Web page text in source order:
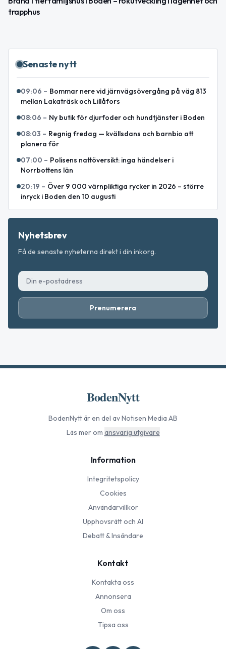
trapphus
Senaste nytt
09:06 – Bommar nere vid järnvägsövergång på väg 813
mellan Lakaträsk och Lillåfors
08:06 – Ny butik för djurfoder och hundtjänster i Boden
08:03 – Regnig fredag — kvällsdans och barnbio att
planera för
07:00 – Polisens nattöversikt: inga händelser i
Norrbottens län
20:19 – Över 9 000 värnpliktiga rycker in 2026 – större
inryck i Boden den 10 augusti
Nyhetsbrev
Få de senaste nyheterna direkt i din inkorg.
Prenumerera
BodenNytt
BodenNyttär en del av Notisen Media AB
Läs mer om ansvarig utgivare
Information
Integritetspolicy
Cookies
Användarvillkor
Upphovsrätt och AI
Debatt & Insändare
Kontakt
Kontakta oss
Annonsera
Om oss
Tipsa oss